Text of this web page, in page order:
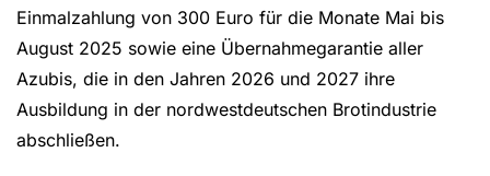
Einmalzahlung von 300 Euro für die Monate Mai bis
August 2025 sowie eine Übernahmegarantie aller
Azubis, die in den Jahren 2026 und 2027 ihre
Ausbildung in der nordwestdeutschen Brotindustrie
abschließen.